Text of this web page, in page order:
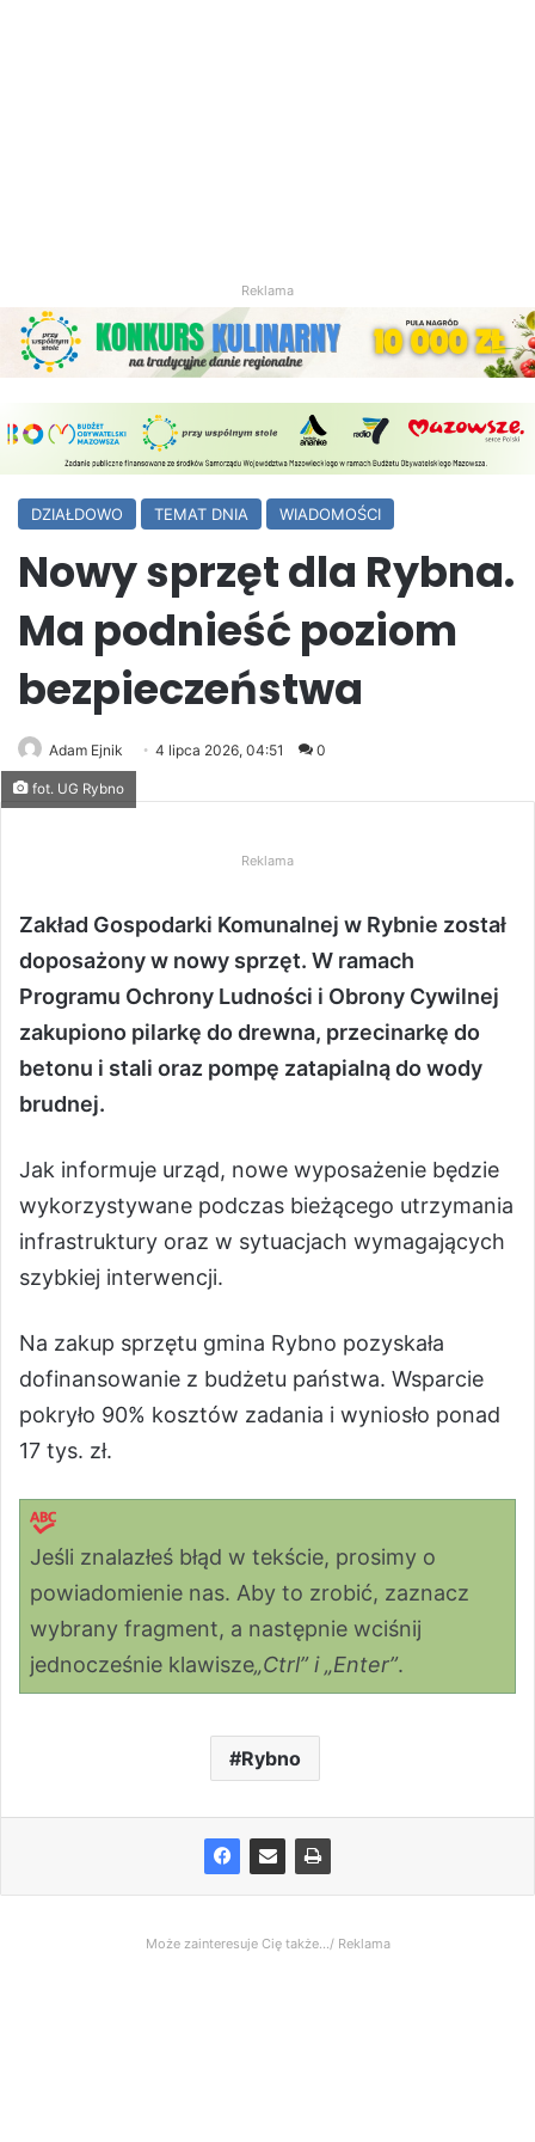
Reklama
DZIAŁDOWO TEMAT DNIA WIADOMOŚCI
Nowy sprzęt dla Rybna.
Ma podnieść poziom
bezpieczeństwa
Adam Ejnik 4 lipca 2026, 04:51 0
fot. UG Rybno
Reklama
Zakład Gospodarki Komunalnej w Rybnie został
doposażony w nowy sprzęt. W ramach
Programu Ochrony Ludności i Obrony Cywilnej
zakupiono pilarkę do drewna, przecinarkę do
betonu i stali oraz pompę zatapialną do wody
brudnej.
Jak informuje urząd, nowe wyposażenie będzie
wykorzystywane podczas bieżącego utrzymania
infrastruktury oraz w sytuacjach wymagających
szybkiej interwencji.
Na zakup sprzętu gmina Rybno pozyskała
dofinansowanie z budżetu państwa. Wsparcie
pokryło 90% kosztów zadania i wyniosło ponad
17 tys. zł.
Jeśli znalazłeś błąd w tekście, prosimy o
powiadomienie nas. Aby to zrobić, zaznacz
wybrany fragment, a następnie wciśnij
jednocześnie klawisze„Ctrl” i „Enter”.
Rybno
Może zainteresuje Cię także.../ Reklama